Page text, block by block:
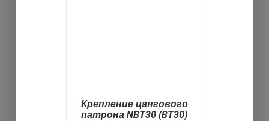
Крепление цангового
патрона NBT30 (BT30)